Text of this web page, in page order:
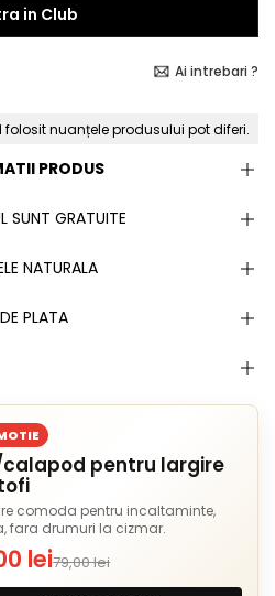
in Club
Ai intrebari ?
nuanțele produsului pot diferi.
PRODUS
SUNT GRATUITE
NATURALA
PLATA
calapod pentru largire
comoda pentru incaltaminte,
fara drumuri la cizmar.
lei79,00 lei